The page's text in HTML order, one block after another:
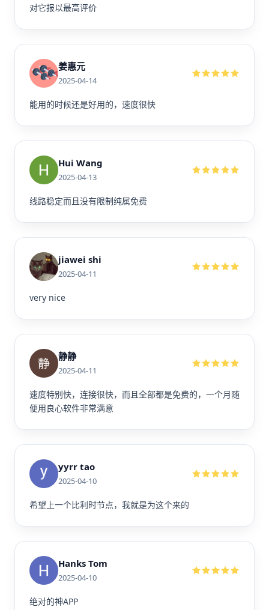
对它报以最高评价
姜惠元
2025-04-14
能用的时候还是好用的，速度很快
Hui Wang
2025-04-13
线路稳定而且没有限制纯属免费
jiawei shi
2025-04-11
very nice
静静
2025-04-11
速度特别快，连接很快，而且全部都是免费的，一个月随
便用良心软件非常满意
yyrr tao
2025-04-10
希望上一个比利时节点，我就是为这个来的
Hanks Tom
2025-04-10
绝对的神APP